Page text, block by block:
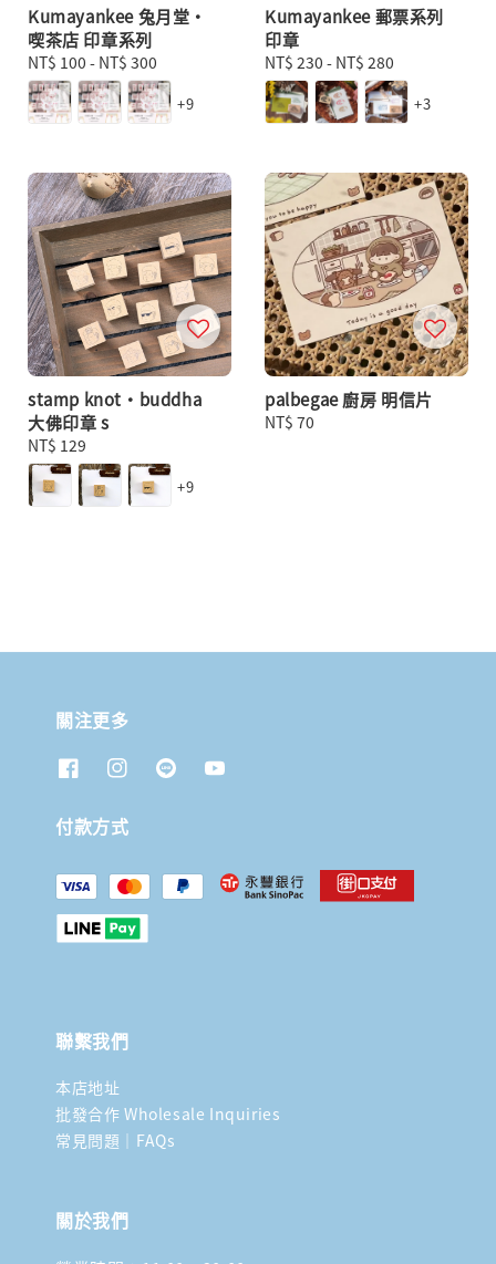
Kumayankee 兔月堂・
喫茶店 印章系列
Regular
price
NT$ 100 - NT$ 300
+9
Kumayankee 郵票系列
印章
Regular
price
NT$ 230 - NT$ 280
+3
stamp knot・buddha
大佛印章 s
Regular
price
NT$ 129
+9
palbegae 廚房 明信片
Regular
NT$ 70
關注更多
付款方式
聯繫我們
本店地址
批發合作 Wholesale Inquiries
常見問題｜FAQs
關於我們